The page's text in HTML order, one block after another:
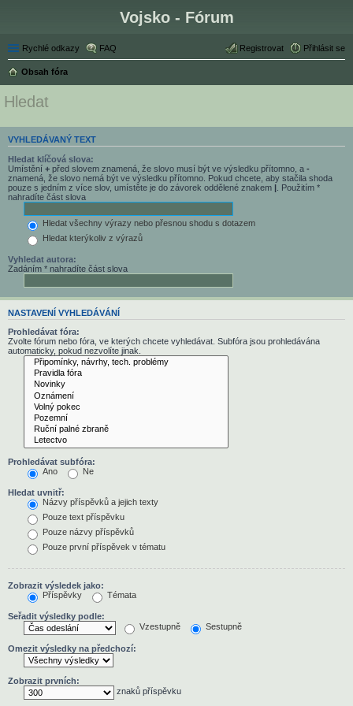
Vojsko - Fórum
Rychlé odkazy FAQ Přihlásit se
Registrovat
Obsah fóra
Hledat
VYHLEDÁVANÝ TEXT
Hledat klíčová slova:
Umístění + před slovem znamená, že slovo musí být ve výsledku přítomno, a -
znamená, že slovo nemá být ve výsledku přítomno. Pokud chcete, aby stačila shoda
pouze s jedním z více slov, umístěte je do závorek oddělené znakem | . Použitím *
nahradíte část slova
Hledat všechny výrazy nebo přesnou shodu s dotazem
Hledat kterýkoliv z výrazů
Vyhledat autora:
Zadáním * nahradíte část slova
NASTAVENÍ VYHLEDÁVÁNÍ
Prohledávat fóra:
Zvolte fórum nebo fóra, ve kterých chcete vyhledávat. Subfóra jsou prohledávána
automaticky, pokud nezvolíte jinak.
Prohledávat subfóra:
Ano
Ne
Hledat uvnitř:
Názvy příspěvků a jejich texty
Pouze text příspěvku
Pouze názvy příspěvků
Pouze první příspěvek v tématu
Zobrazit výsledek jako:
Příspěvky
Témata
Seřadit výsledky podle:
Vzestupně
Sestupně
Omezit výsledky na předchozí:
Zobrazit prvních:
znaků příspěvku